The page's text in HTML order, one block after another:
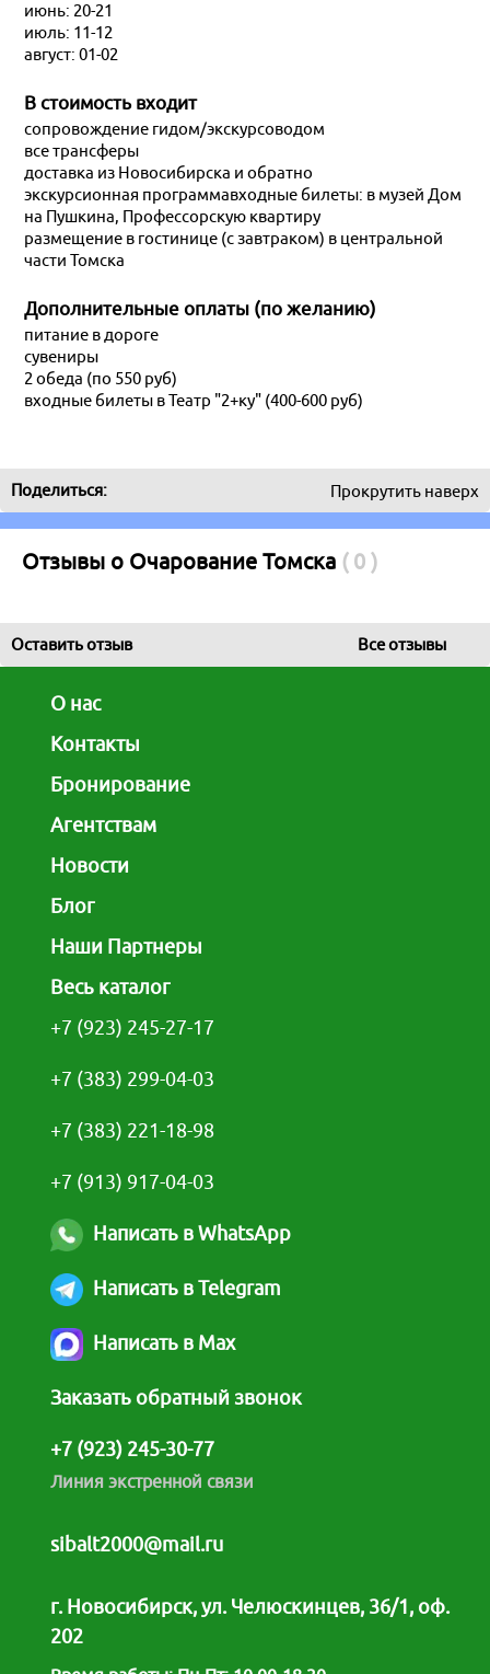
Отели России
июнь: 20-21
июль: 11-12
август: 01-02
В стоимость входит
сопровождение гидом/экскурсоводом
все трансферы
доставка из Новосибирска и обратно
экскурсионная программавходные билеты: в музей Дом
на Пушкина, Профессорскую квартиру
размещение в гостинице (с завтраком) в центральной
части Томска
Дополнительные оплаты (по желанию)
питание в дороге
сувениры
2 обеда (по 550 руб)
входные билеты в Театр "2+ку" (400-600 руб)
Поделиться: Прокрутить наверх
Отзывы о Очарование Томска ( 0 )
Оставить отзыв Все отзывы
О нас
Контакты
Бронирование
Агентствам
Новости
Блог
Наши Партнеры
Весь каталог
+7 (923) 245-27-17
+7 (383) 299-04-03
+7 (383) 221-18-98
+7 (913) 917-04-03
Написать в WhatsApp
Написать в Telegram
Написать в Max
Заказать обратный звонок
+7 (923) 245-30-77
Линия экстренной связи
sibalt2000@mail.ru
г. Новосибирск, ул. Челюскинцев, 36/1, оф.
202
Только проживание